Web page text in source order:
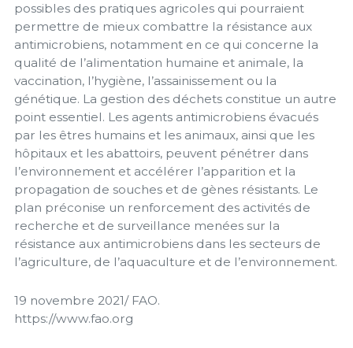
possibles des pratiques agricoles qui pourraient
permettre de mieux combattre la résistance aux
antimicrobiens, notamment en ce qui concerne la
qualité de l’alimentation humaine et animale, la
vaccination, l’hygiène, l’assainissement ou la
génétique. La gestion des déchets constitue un autre
point essentiel. Les agents antimicrobiens évacués
par les êtres humains et les animaux, ainsi que les
hôpitaux et les abattoirs, peuvent pénétrer dans
l’environnement et accélérer l’apparition et la
propagation de souches et de gènes résistants. Le
plan préconise un renforcement des activités de
recherche et de surveillance menées sur la
résistance aux antimicrobiens dans les secteurs de
l’agriculture, de l’aquaculture et de l’environnement.
19 novembre 2021/ FAO.
https://www.fao.org